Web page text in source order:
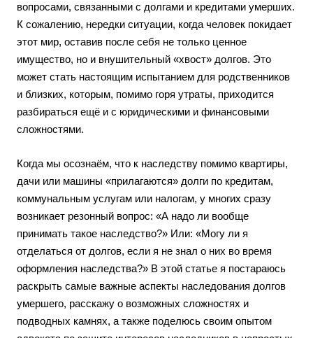
вопросами, связанными с долгами и кредитами умерших.
К сожалению, нередки ситуации, когда человек покидает
этот мир, оставив после себя не только ценное
имущество, но и внушительный «хвост» долгов. Это
может стать настоящим испытанием для родственников
и близких, которым, помимо горя утраты, приходится
разбираться ещё и с юридическими и финансовыми
сложностями.
Когда мы осознаём, что к наследству помимо квартиры,
дачи или машины «прилагаются» долги по кредитам,
коммунальным услугам или налогам, у многих сразу
возникает резонный вопрос: «А надо ли вообще
принимать такое наследство?» Или: «Могу ли я
отделаться от долгов, если я не знал о них во время
оформления наследства?» В этой статье я постараюсь
раскрыть самые важные аспекты наследования долгов
умершего, расскажу о возможных сложностях и
подводных камнях, а также поделюсь своим опытом